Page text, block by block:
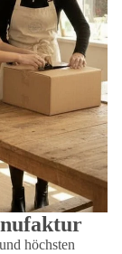
höchsten